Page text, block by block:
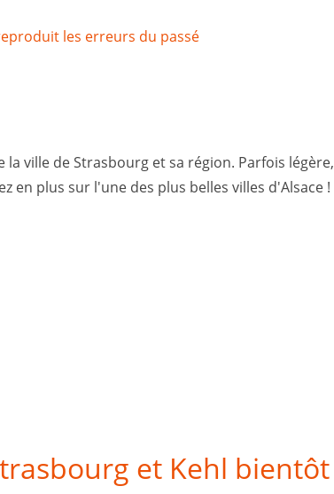
les erreurs du passé
ville de Strasbourg et sa région. Parfois légère,
plus sur l'une des plus belles villes d'Alsace !
et Kehl bientôt